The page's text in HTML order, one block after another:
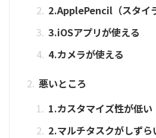
2.ApplePencil（スタイ
3.iOSアプリが使える
4.カメラが使える
悪いところ
1.カスタマイズ性が低い
2.マルチタスクがしずら